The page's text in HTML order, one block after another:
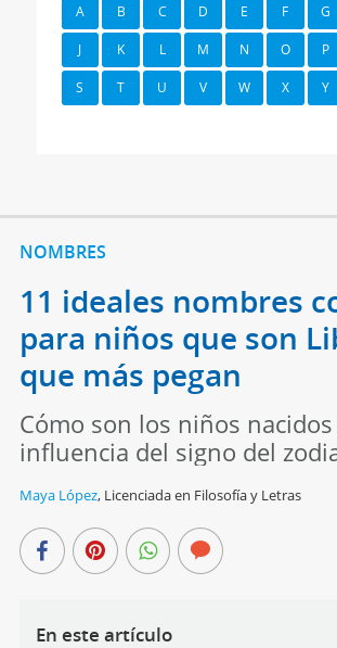
A B C D E F G
J K L M N O P
S T U V W X Y
NOMBRES
11 ideales nombres
para niños que son
que más pegan
Cómo son los niños
influencia del signo del
Maya López, Licenciada en Filosofía y Letras
En este artículo